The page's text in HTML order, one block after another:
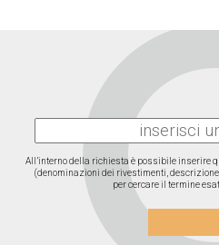
All’interno della richiesta è possibile inserire
(denominazioni dei rivestimenti, descrizione
per cercare il termine